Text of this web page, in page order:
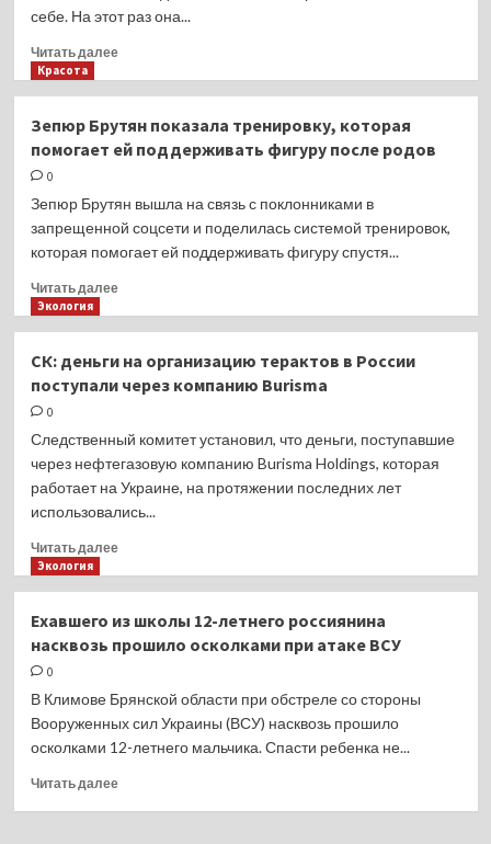
песни
о
Дилане
себе. На этот раз она...
Читать далееПрочитать
делаю,
что
Холли
Берри
на
Красота
Зепюр Брутян показала тренировку, которая
помогает ей поддерживать фигуру после родов
0
Зепюр Брутян вышла на связь с поклонниками в
запрещенной соцсети и поделилась системой тренировок,
которая помогает ей поддерживать фигуру спустя...
Читать далееПрочитать
Брутян
показала
которая
ей
поддерживать
фигуру
родов
Экология
СК: деньги на организацию терактов в России
поступали через компанию Burisma
0
Следственный комитет установил, что деньги, поступавшие
через нефтегазовую компанию Burisma Holdings, которая
работает на Украине, на протяжении последних лет
использовались...
Читать далееПрочитать
деньги
на организацию
в России
поступали
через
компанию
Экология
Ехавшего из школы 12-летнего россиянина
насквозь прошило осколками при атаке ВСУ
0
В Климове Брянской области при обстреле со стороны
Вооруженных сил Украины (ВСУ) насквозь прошило
осколками 12-летнего мальчика. Спасти ребенка не...
Читать далееПрочитать